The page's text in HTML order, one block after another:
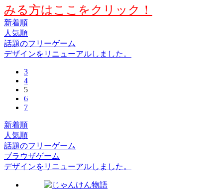
みる方はここをクリック！
新着順
人気順
話題のフリーゲーム
デザインをリニューアルしました。
3
4
5
6
7
新着順
人気順
話題のフリーゲーム
ブラウザゲーム
デザインをリニューアルしました。